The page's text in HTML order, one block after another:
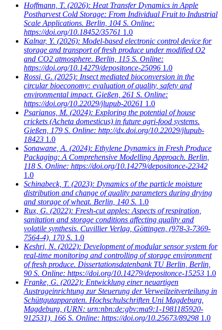
Hoffmann, T. (2026): Heat Transfer Dynamics in Apple
Postharvest Cold Storage: From Individual Fruit to Industrial
Scale Applications. Berlin, 104 S. Online:
https://doi.org/10.18452/35761 1.0
Kalnar, Y. (2026): Model-based electronic control device for
storage and transport of fresh produce under modified O2
and CO2 atmosphere. Berlin, 115 S. Online:
https://doi.org/10.14279/depositonce-25096 1.0
Rossi, G. (2025): Insect mediated bioconversion in the
circular bioeconomy: evaluation of quality, safety and
environmental impact. Gießen, 261 S. Online:
https://doi.org/10.22029/jlupub-20261 1.0
Psarianos, M. (2024): Exploring the potential of house
crickets (Acheta domesticus) in future agri-food systems.
Gießen, 179 S. Online: http://dx.doi.org/10.22029/jlupub-
18423 1.0
Sonawane, A. (2024): Ethylene Dynamics in Fresh Produce
Packaging: A Comprehensive Modelling Approach. Berlin,
118 S. Online: https://doi.org/10.14279/depositonce-22342
1.0
Schinabeck, T. (2023): Dynamics of the particle moisture
distribution and change of quality parameters during drying
and storage of wheat. Berlin, 140 S. 1.0
Rux, G. (2022): Fresh-cut apples: Aspects of respiration,
sanitation and storage conditions affecting quality and
volatile synthesis. Cuvillier Verlag, Göttingen, (978-3-7369-
7564-4), 170 S. 1.0
Keshri, N. (2022): Development of modular sensor system for
real-time monitoring and controlling of storage environment
of fresh produce. Dissertationsdatenbank TU Berlin, Berlin,
90 S. Online: https://doi.org/10.14279/depositonce-15253 1.0
Franke, G. (2022): Entwicklung einer neuartigen
Austrageinrichtung zur Steuerung der Verweilzeitverteilung in
Schüttgutapparaten. Hochschulschriften Uni Magdeburg,
Magdeburg, (URN: urn:nbn:de:gbv:ma9:1-1981185920-
912531), 166 S. Online: https://doi.org/10.25673/89298 1.0